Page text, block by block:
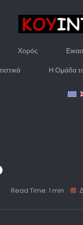
Χορός
Η Ομάδα
Read Time: 1 min